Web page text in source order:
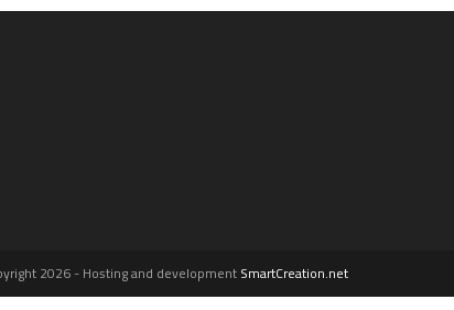
2026 - Hosting and developmentSmartCreation.net